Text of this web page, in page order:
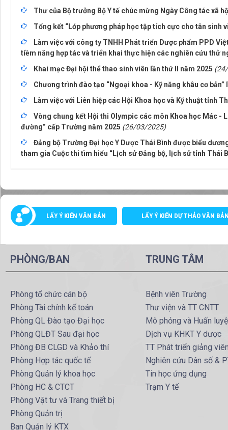
Thư của Bộ trưởng Bộ Y tế chúc mừng Ngày Công tác xã
Tổng kết “Lớp phương pháp học tập tích cực cho tân sinh
Làm việc với công ty TNHH Phát triển Dược phẩm PPD
tiềm năng hợp tác và triển khai thực hiện các nghiên cứu thử
Khai mạc Đại hội thể thao sinh viên lần thứ II năm 2025
Chương trình đào tạo “Ngoại khoa - Kỹ năng khâu cơ bản”
Làm việc với Liên hiệp các Hội Khoa học và Kỹ thuật tỉnh
Vòng chung kết Hội thi Olympic các môn Khoa học Mác -
đường” cấp Trường năm 2025 (26/03/2025)
Đảng bộ Trường Đại học Y Dược Thái Bình được biểu
tham gia Cuộc thi tìm hiểu “Lịch sử Đảng bộ, lịch sử tỉnh Thái
LẤY Ý KIẾN VĂN BẢN LẤY Ý KIẾN DỰ THẢO VĂN
PHÒNG/BAN
Phòng tổ chức cán bộ
Phòng Tài chính kế toán
Phòng QL Đào tạo Đại học
Phòng QLĐT Sau đại học
Phòng ĐB CLGD và Khảo thí
Phòng Hợp tác quốc tế
Phòng Quản lý khoa học
Phòng HC & CTCT
Phòng Vật tư và Trang thiết bị
Phòng Quản trị
Ban Quản lý KTX
TRUNG TÂM
Bệnh viên Trường
Thư viện và TT CNTT
Mô phỏng và Huấn
Dịch vụ KHKT Y dược
TT Phát triển giảng
Nghiên cứu Dân số &
Tin học ứng dụng
Trạm Y tế